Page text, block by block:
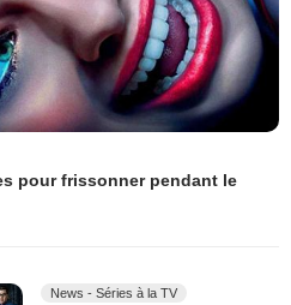
pour frissonner pendant le
News - Séries à la TV